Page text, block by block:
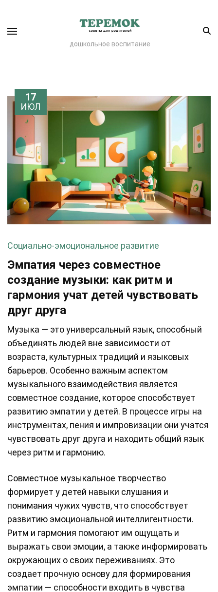
дошкольное воспитание
17
ИЮЛ
Социально-эмоциональное развитие
Эмпатия через совместное
создание музыки: как ритм и
гармония учат детей чувствовать
друг друга
Музыка — это универсальный язык, способный
объединять людей вне зависимости от
возраста, культурных традиций и языковых
барьеров. Особенно важным аспектом
музыкального взаимодействия является
совместное создание, которое способствует
развитию эмпатии у детей. В процессе игры на
инструментах, пения и импровизации они учатся
чувствовать друг друга и находить общий язык
через ритм и гармонию.
Совместное музыкальное творчество
формирует у детей навыки слушания и
понимания чужих чувств, что способствует
развитию эмоциональной интеллигентности.
Ритм и гармония помогают им ощущать и
выражать свои эмоции, а также информировать
окружающих о своих переживаниях. Это
создает прочную основу для формирования
эмпатии — способности входить в чувства